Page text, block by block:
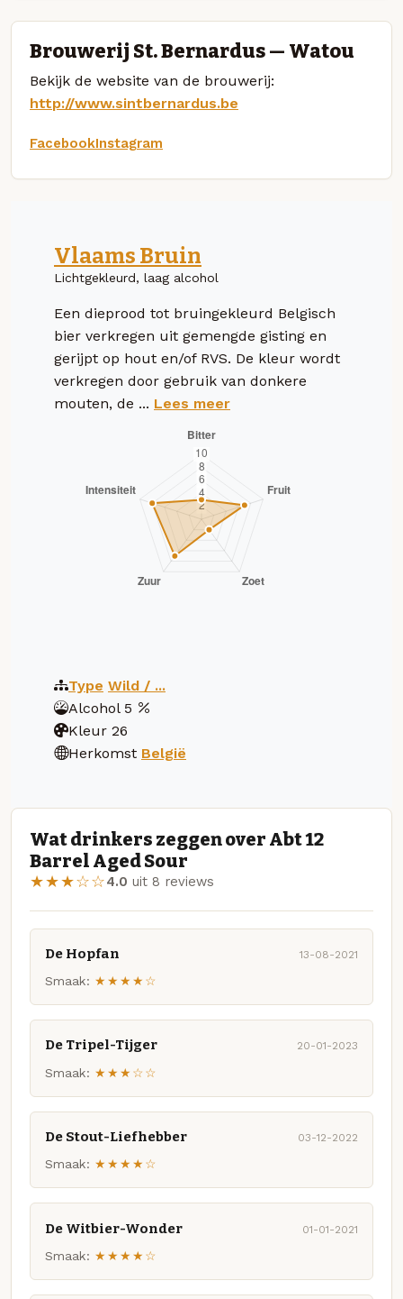
Brouwerij St. Bernardus — Watou
Bekijk de website van de brouwerij:
http://www.sintbernardus.be
FacebookInstagram
Vlaams Bruin
Lichtgekleurd, laag alcohol
Een dieprood tot bruingekleurd Belgisch
bier verkregen uit gemengde gisting en
gerijpt op hout en/of RVS. De kleur wordt
verkregen door gebruik van donkere
mouten, de ... Lees meer
Type Wild / ...
Alcohol 5
Kleur 26
Herkomst België
Wat drinkers zeggen over Abt 12
Barrel Aged Sour
★★★☆☆4.0 uit 8 reviews
De Hopfan 13-08-2021
Smaak: ★★★★☆
De Tripel-Tijger 20-01-2023
Smaak: ★★★☆☆
De Stout-Liefhebber 03-12-2022
Smaak: ★★★★☆
De Witbier-Wonder 01-01-2021
Smaak: ★★★★☆